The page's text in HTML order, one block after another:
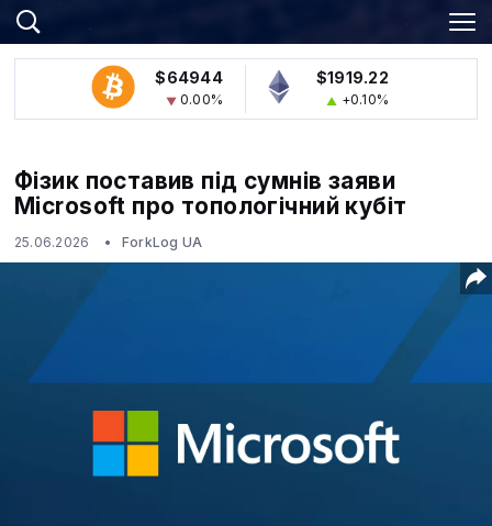
$64944
0.00%
$1919.22
+0.10%
Фізик поставив під сумнів заяви
Microsoft про топологічний кубіт
25.06.2026 ForkLog UA